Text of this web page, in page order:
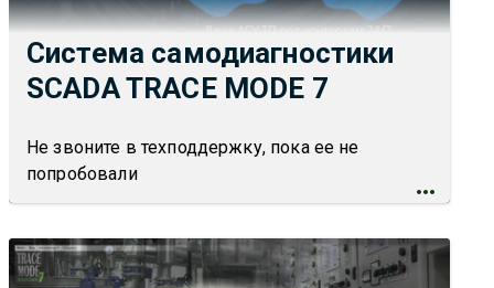
Система самодиагностики
SCADA TRACE MODE 7
Не звоните в техподдержку, пока ее не
попробовали